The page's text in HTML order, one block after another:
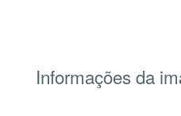
Informações da